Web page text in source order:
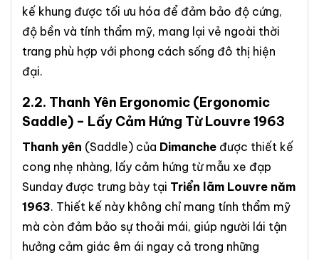
kế khung được tối ưu hóa để đảm bảo độ cứng,
độ bền và tính thẩm mỹ, mang lại vẻ ngoài thời
trang phù hợp với phong cách sống đô thị hiện
đại.
2.2. Thanh Yên Ergonomic (Ergonomic
Saddle) – Lấy Cảm Hứng Từ Louvre 1963
Thanh yên (Saddle) của Dimanche được thiết kế
cong nhẹ nhàng, lấy cảm hứng từ mẫu xe đạp
Sunday được trưng bày tại Triển lãm Louvre năm
1963. Thiết kế này không chỉ mang tính thẩm mỹ
mà còn đảm bảo sự thoải mái, giúp người lái tận
hưởng cảm giác êm ái ngay cả trong những